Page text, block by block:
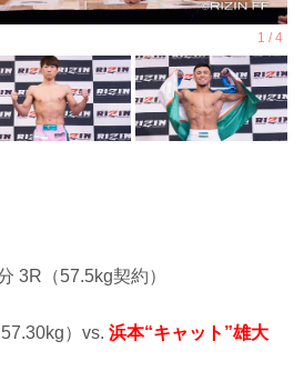
3R（57.5kg契約）
57.30kg）vs. 浜本“キャット”雄大